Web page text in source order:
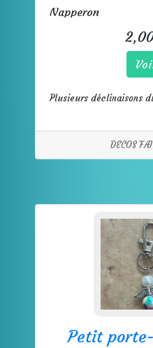
Napperon
Plusieurs déclinaisons
DECOS
Petit